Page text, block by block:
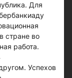
Для
стране во
работа.
Успехов